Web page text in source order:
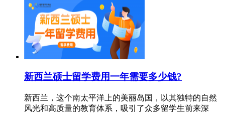
新西兰硕士留学费用一年需要多少钱?
新西兰，这个南太平洋上的美丽岛国，以其独特的自然
风光和高质量的教育体系，吸引了众多留学生前来深